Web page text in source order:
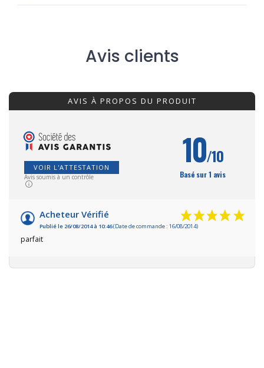
Avis clients
AVIS À PROPOS DU PRODUIT
VOIR L'ATTESTATION
Avis soumis à un contrôle
10/10
Basé sur 1 avis
Acheteur Vérifié
Publié le 26/08/2014 à 10:46(Date de commande : 16/08/2014)
parfait